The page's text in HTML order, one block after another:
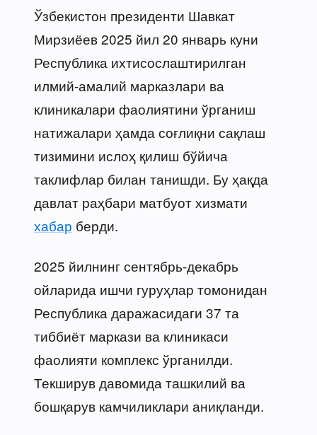
Ўзбекистон президенти Шавкат
Мирзиёев 2025 йил 20 январь куни
Республика ихтисослаштирилган
илмий-амалий марказлари ва
клиникалари фаолиятини ўрганиш
натижалари ҳамда соғлиқни сақлаш
тизимини ислоҳ қилиш бўйича
таклифлар билан танишди. Бу ҳақда
давлат раҳбари матбуот хизмати
хабар берди.
2025 йилнинг сентябрь-декабрь
ойларида ишчи гуруҳлар томонидан
Республика даражасидаги 37 та
тиббиёт маркази ва клиникаси
фаолияти комплекс ўрганилди.
Текширув давомида ташкилий ва
бошқарув камчиликлари аниқланди.